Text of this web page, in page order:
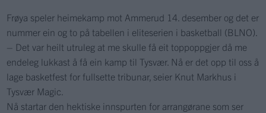
Frøya speler heimekamp mot Ammerud 14. desember og det er
nummer ein og to på tabellen i eliteserien i basketball (BLNO).
– Det var heilt utruleg at me skulle få eit toppoppgjer då me
endeleg lukkast å få ein kamp til Tysvær. Nå er det opp til oss å
lage basketfest for fullsette tribunar, seier Knut Markhus i
Tysvær Magic.
Nå startar den hektiske innspurten for arrangørane som ser